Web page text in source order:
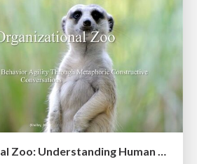
The Organizational Zoo: Understanding Human Behavior Agility Through Metaphoric Constructive Conversations (based on the works of Arthur Shelley, Ph.D)